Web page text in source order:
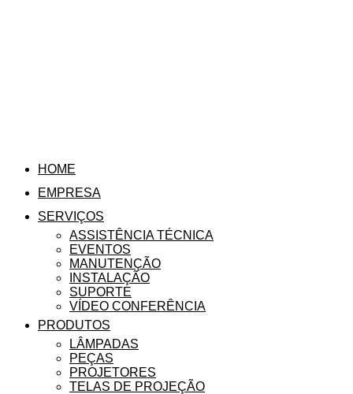
HOME
EMPRESA
SERVIÇOS
ASSISTÊNCIA TÉCNICA
EVENTOS
MANUTENÇÃO
INSTALAÇÃO
SUPORTE
VÍDEO CONFERÊNCIA
PRODUTOS
LÂMPADAS
PEÇAS
PROJETORES
TELAS DE PROJEÇÃO